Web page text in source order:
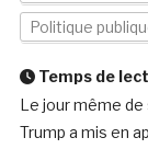
Politique
Temps de
Le jour même
Trump a mis en